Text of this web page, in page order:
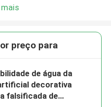
preço para
de água da
decorativa
falsificada de